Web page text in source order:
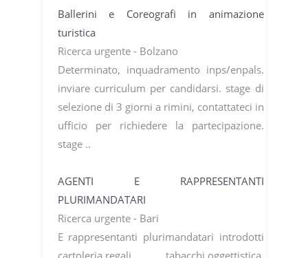
Ballerini e Coreografi in animazione
turistica
Ricerca urgente - Bolzano
Determinato, inquadramento inps/enpals.
inviare curriculum per candidarsi. stage di
selezione di 3 giorni a rimini, contattateci in
ufficio per richiedere la partecipazione.
stage ..
AGENTI E RAPPRESENTANTI
PLURIMANDATARI
Ricerca urgente - Bari
E rappresentanti plurimandatari introdotti